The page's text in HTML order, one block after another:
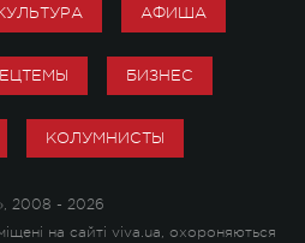
АФИША
БИЗНЕС
КОЛУМНИСТЫ
2008 - 2026
на сайті viva.ua, охороняються